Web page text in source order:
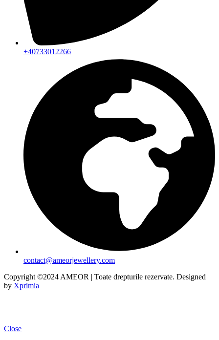
+40733012266
contact@ameorjewellery.com
Copyright ©2024 AMEOR | Toate drepturile rezervate. Designed
by Xprimia
Close